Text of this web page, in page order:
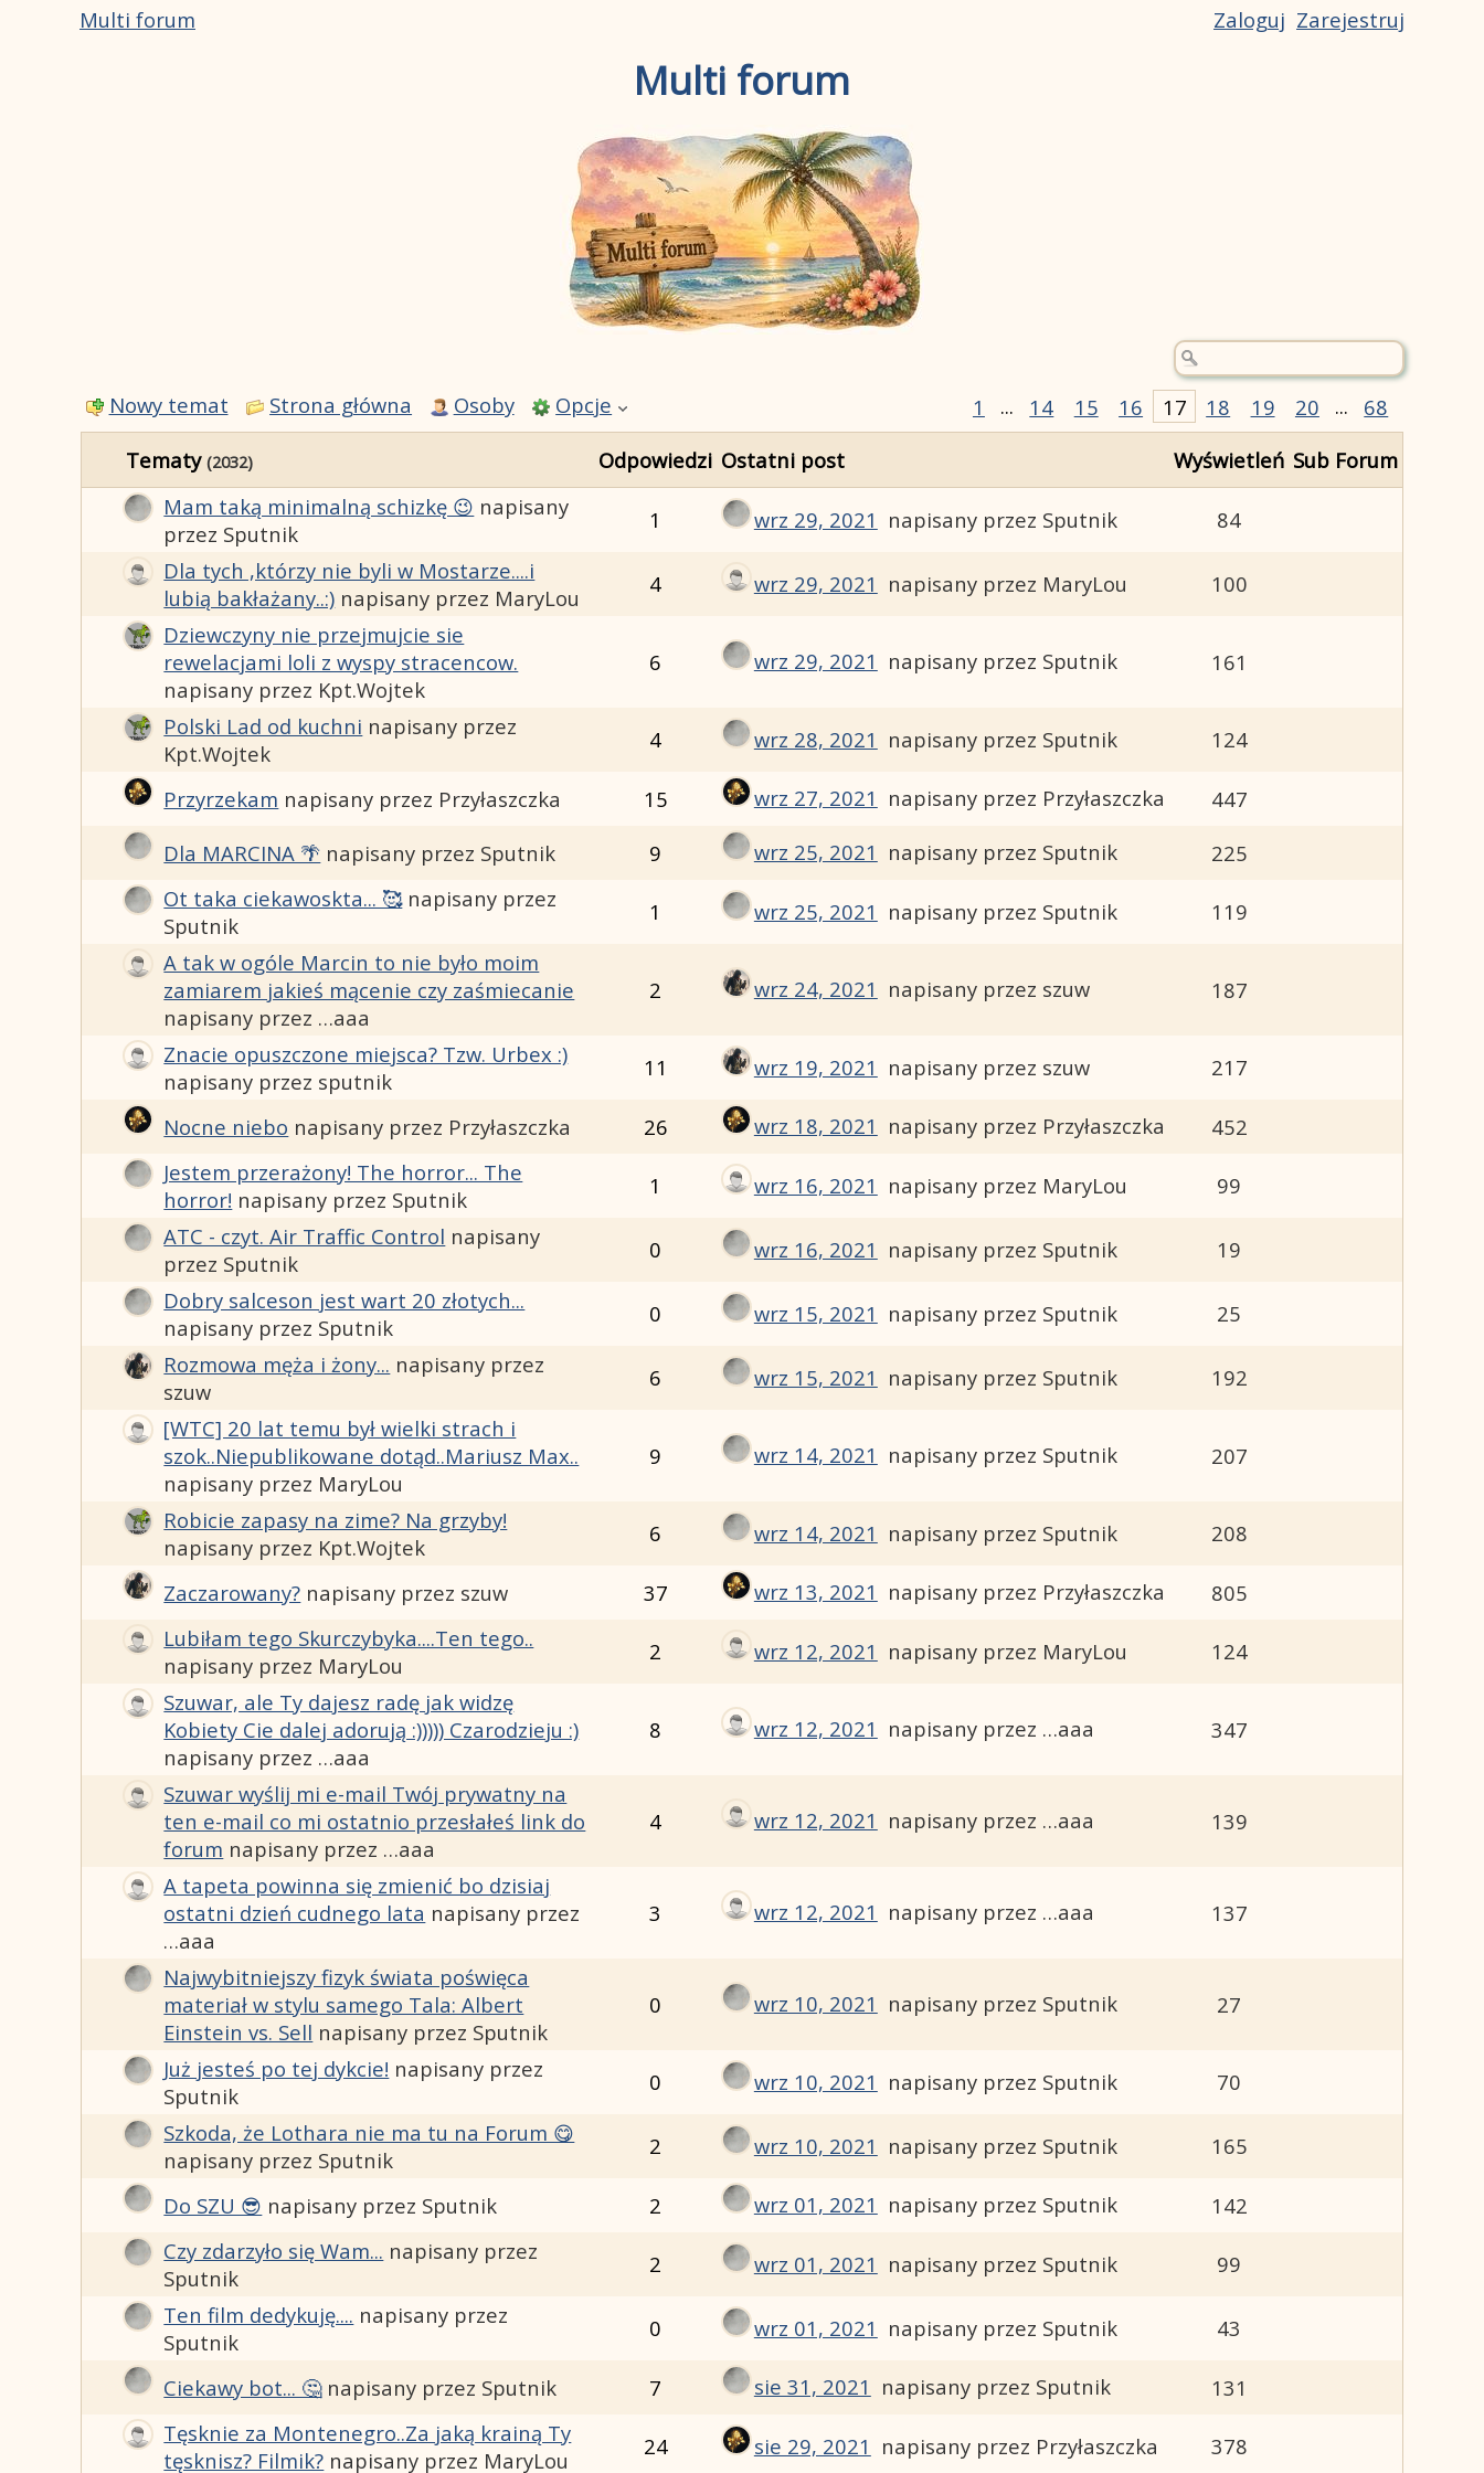
Multi forum Zaloguj Zarejestruj
Multi forum
Nowy temat Strona główna Osoby Opcje 1 ... 14 15 16 17 18 19 20 ...
68
Tematy(2032) Odpowiedzi Ostatni post Wyświetleń Sub Forum
Mam taką minimalną schizkę 😉 napisany
przez Sputnik
1 wrz 29, 2021 napisany przez Sputnik
84
Dla tych ,którzy nie byli w Mostarze....i
lubią bakłażany..:) napisany przez MaryLou
4 wrz 29, 2021 napisany przez MaryLou
100
Dziewczyny nie przejmujcie sie
rewelacjami loli z wyspy stracencow.
napisany przez Kpt.Wojtek
6 wrz 29, 2021 napisany przez Sputnik 161
Polski Lad od kuchni napisany przez
Kpt.Wojtek
4 wrz 28, 2021 napisany przez Sputnik 124
Przyrzekam napisany przez Przyłaszczka 15 wrz 27, 2021 napisany przez Przyłaszczka
447
Dla MARCINA 🌴 napisany przez Sputnik 9 wrz 25, 2021 napisany przez Sputnik
225
Ot taka ciekawoskta... 🥰 napisany przez
Sputnik
1 wrz 25, 2021 napisany przez Sputnik
119
A tak w ogóle Marcin to nie było moim
zamiarem jakieś mącenie czy zaśmiecanie
napisany przez …aaa
2 wrz 24, 2021 napisany przez szuw 187
Znacie opuszczone miejsca? Tzw. Urbex :)
napisany przez sputnik
11 wrz 19, 2021 napisany przez szuw 217
Nocne niebo napisany przez Przyłaszczka 26 wrz 18, 2021 napisany przez Przyłaszczka
452
Jestem przerażony! The horror... The
horror! napisany przez Sputnik
1 wrz 16, 2021 napisany przez MaryLou
99
ATC - czyt. Air Traffic Control napisany
przez Sputnik
0 wrz 16, 2021 napisany przez Sputnik
19
Dobry salceson jest wart 20 złotych...
napisany przez Sputnik
0 wrz 15, 2021 napisany przez Sputnik
25
Rozmowa męża i żony... napisany przez
szuw
6 wrz 15, 2021 napisany przez Sputnik
192
[WTC] 20 lat temu był wielki strach i
szok..Niepublikowane dotąd..Mariusz Max..
napisany przez MaryLou
9 wrz 14, 2021 napisany przez Sputnik 207
Robicie zapasy na zime? Na grzyby!
napisany przez Kpt.Wojtek
6 wrz 14, 2021 napisany przez Sputnik 208
Zaczarowany? napisany przez szuw 37 wrz 13, 2021 napisany przez Przyłaszczka
805
Lubiłam tego Skurczybyka....Ten tego..
napisany przez MaryLou
2 wrz 12, 2021 napisany przez MaryLou
124
Szuwar, ale Ty dajesz radę jak widzę
Kobiety Cie dalej adorują :))))) Czarodzieju :)
napisany przez …aaa
8 wrz 12, 2021 napisany przez …aaa 347
Szuwar wyślij mi e-mail Twój prywatny na
ten e-mail co mi ostatnio przesłałeś link do
forum napisany przez …aaa
4 wrz 12, 2021 napisany przez …aaa 139
A tapeta powinna się zmienić bo dzisiaj
ostatni dzień cudnego lata napisany przez
…aaa
3 wrz 12, 2021 napisany przez …aaa 137
Najwybitniejszy fizyk świata poświęca
materiał w stylu samego Tala: Albert
Einstein vs. Sell napisany przez Sputnik
0 wrz 10, 2021 napisany przez Sputnik 27
Już jesteś po tej dykcie! napisany przez
Sputnik
0 wrz 10, 2021 napisany przez Sputnik
70
Szkoda, że Lothara nie ma tu na Forum 😋
napisany przez Sputnik
2 wrz 10, 2021 napisany przez Sputnik 165
Do SZU 😎 napisany przez Sputnik 2 wrz 01, 2021 napisany przez Sputnik
142
Czy zdarzyło się Wam... napisany przez
Sputnik
2 wrz 01, 2021 napisany przez Sputnik
99
Ten film dedykuję.... napisany przez
Sputnik
0 wrz 01, 2021 napisany przez Sputnik 43
Ciekawy bot... 🤔 napisany przez Sputnik 7 sie 31, 2021 napisany przez Sputnik
131
Tęsknie za Montenegro..Za jaką krainą Ty
tęsknisz? Filmik? napisany przez MaryLou
24 sie 29, 2021 napisany przez Przyłaszczka 378